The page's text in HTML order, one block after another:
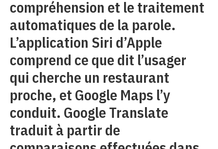
compréhension et le traitement
automatiques de la parole.
L’application Siri d’Apple
comprend ce que dit l’usager
qui cherche un restaurant
proche, et Google Maps l’y
conduit. Google Translate
traduit à partir de